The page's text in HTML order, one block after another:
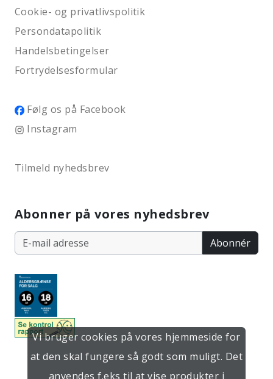
Cookie- og privatlivspolitik
Persondatapolitik
Handelsbetingelser
Fortrydelsesformular
Følg os på Facebook
Instagram
Tilmeld nyhedsbrev
Abonner på vores nyhedsbrev
Abonnér
Vi bruger cookies på vores hjemmeside for
at den skal fungere så godt som muligt. Det
anvendes f.eks til at vise produkter i